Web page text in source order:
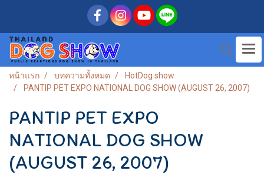
หน้าแรก บทความทั้งหมด
HotDog show
PANTIP PET EXPO NATIONAL DOG SHOW (AUGUST 26, 2007)
PANTIP PET EXPO
NATIONAL DOG SHOW
(AUGUST 26, 2007)